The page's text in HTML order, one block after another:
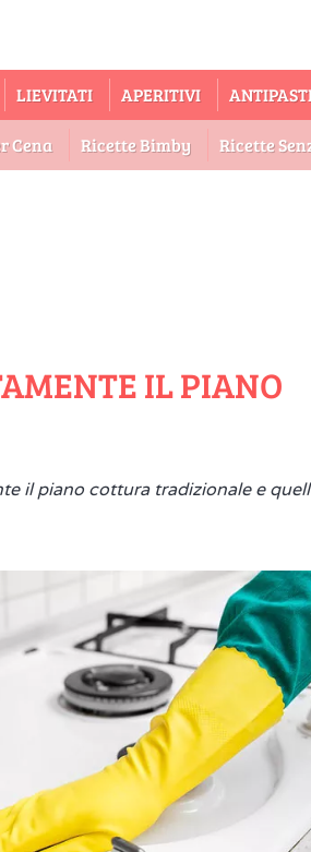
LIEVITATI APERITIVI
Cena Ricette Bimby Ricette
IL PIANO
il piano cottura tradizionale e